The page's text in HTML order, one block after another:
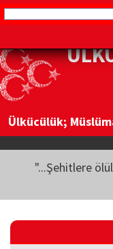
Ülkücülük;
"...Şehitlere